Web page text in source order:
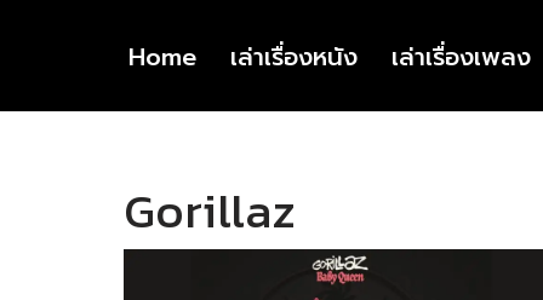
to
Home เล่าเรื่องหนัง เล่าเรื่องเพลง
Gorillaz